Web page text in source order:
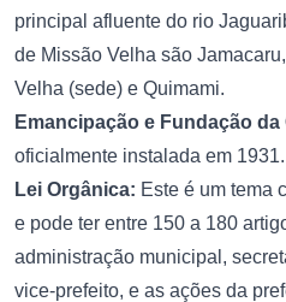
principal afluente do rio
de Missão Velha são
Velha (sede) e Quimami.
Emancipação e Fundação da
oficialmente instalada em 1931.
Lei Orgânica: Este é um tema
e pode ter entre 150 a 180
administração municipal,
vice-prefeito, e as ações da